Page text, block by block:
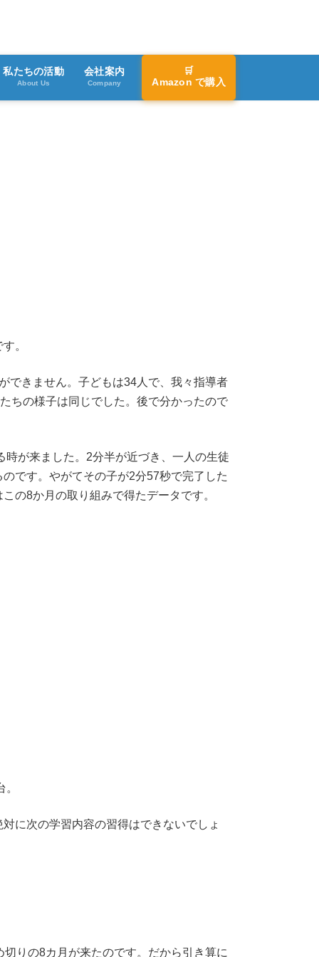
私たちの活動
About Us
会社案内
Company
🛒
Amazon で購入
。
できません。子どもは34人で、我々指導者
ちの様子は同じでした。後で分かったので
が来ました。2分半が近づき、一人の生徒
です。やがてその子が2分57秒で完了した
の8か月の取り組みで得たデータです。
に次の学習内容の習得はできないでしょ
りの8カ月が来たのです。だから引き算に